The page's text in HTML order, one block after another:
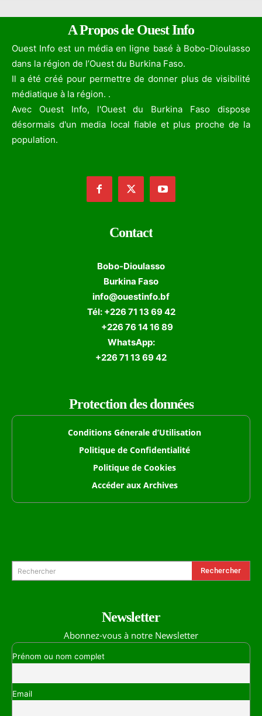
A Propos de Ouest Info
Ouest Info est un média en ligne basé à Bobo-Dioulasso
dans la région de l’Ouest du Burkina Faso.
Il a été créé pour permettre de donner plus de visibilité
médiatique à la région. .
Avec Ouest Info, l'Ouest du Burkina Faso dispose
désormais d'un media local fiable et plus proche de la
population.
Contact
Bobo-Dioulasso
Burkina Faso
info@ouestinfo.bf
Tél: +226 71 13 69 42
+226 76 14 16 89
WhatsApp:
+226 71 13 69 42
Protection des données
Conditions Génerale d’Utilisation
Politique de Confidentialité
Politique de Cookies
Accéder aux Archives
Rechercher Rechercher
Newsletter
Abonnez-vous à notre Newsletter
Prénom ou nom complet
Email